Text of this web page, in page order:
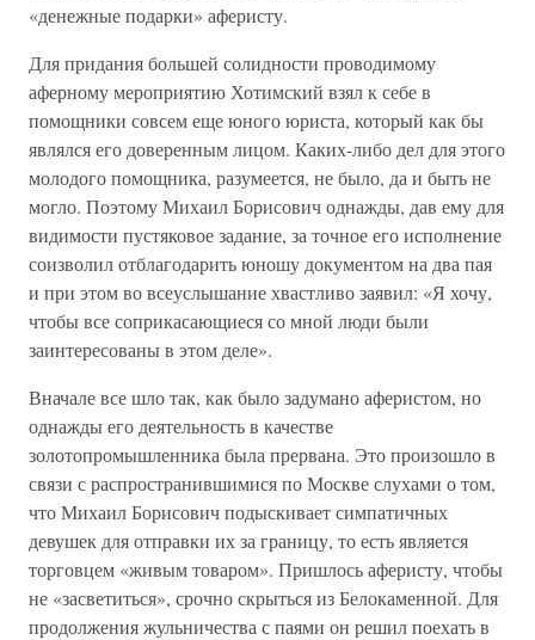
«денежные подарки» аферисту.
Для придания большей солидности проводимому
аферному мероприятию Хотимский взял к себе в
помощники совсем еще юного юриста, который как бы
являлся его доверенным лицом. Каких-либо дел для этого
молодого помощника, разумеется, не было, да и быть не
могло. Поэтому Михаил Борисович однажды, дав ему для
видимости пустяковое задание, за точное его исполнение
соизволил отблагодарить юношу документом на два пая
и при этом во всеуслышание хвастливо заявил: «Я хочу,
чтобы все соприкасающиеся со мной люди были
заинтересованы в этом деле».
Вначале все шло так, как было задумано аферистом, но
однажды его деятельность в качестве
золотопромышленника была прервана. Это произошло в
связи с распространившимися по Москве слухами о том,
что Михаил Борисович подыскивает симпатичных
девушек для отправки их за границу, то есть является
торговцем «живым товаром». Пришлось аферисту, чтобы
не «засветиться», срочно скрыться из Белокаменной. Для
продолжения жульничества с паями он решил поехать в